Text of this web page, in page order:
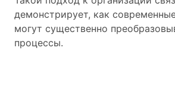
демонстрирует, как
могут существенно
процессы.